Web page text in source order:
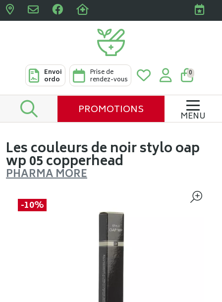
Pharmacies Clabots &
Envoi
ordo
Prise de
rendez-vous
0
PROMOTIONS MENU
Les couleurs de noir stylo oap
wp 05 copperhead
PHARMA MORE
-10%